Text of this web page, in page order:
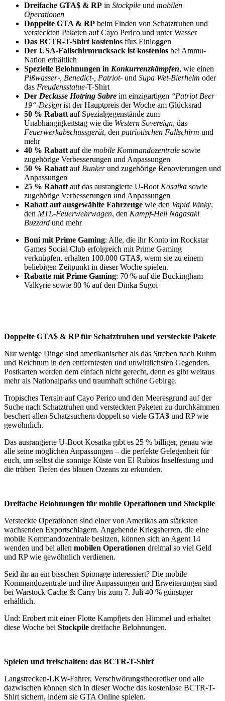
Dreifache GTA$ & RP in Stockpile und mobilen
Operationen
Doppelte GTA & RP beim Finden von Schatztruhen und
versteckten Paketen auf Cayo Perico und unter Wasser
Das BCTR-T-Shirt kostenlos fürs Einloggen
Der USA-Fallschirmrucksack ist kostenlos bei Ammu-
Nation erhältlich
Spezielle Belohnungen in Konkurrenzkämpfen, wie einen
Pißwasser-, Benedict-, Patriot- und Supa Wet-Bierhelm oder
das Freudensstatue-T-Shirt
Der Declasse Hotring Sabre im einzigartigen ‘‘Patriot Beer
19‘‘-Design ist der Hauptpreis der Woche am Glücksrad
50 % Rabatt auf Spezialgegenstände zum
Unabhängigkeitstag wie die Western Sovereign, das
Feuerwerkabschussgerät, den patriotischen Fallschirm und
mehr
40 % Rabatt auf die mobile Kommandozentrale sowie
zugehörige Verbesserungen und Anpassungen
50 % Rabatt auf Bunkerund zugehörige Renovierungen und
Anpassungen
25 % Rabatt auf das ausrangierte U-Boot Kosatka sowie
zugehörige Verbesserungen und Anpassungen
Rabatt auf ausgewählte Fahrzeuge wie den Vapid Winky,
den MTL-Feuerwehrwagen, den Kampf-Heli Nagasaki
Buzzard und mehr
Boni mit Prime Gaming: Alle, die ihr Konto im Rockstar
Games Social Club erfolgreich mit Prime Gaming
verknüpfen, erhalten 100.000 GTA$, wenn sie zu einem
beliebigen Zeitpunkt in dieser Woche spielen.
Rabatte mit Prime Gaming: 70 % auf die Buckingham
Valkyrie sowie 80 % auf den Dinka Sugoi
Doppelte GTA$ & RP für Schatztruhen und versteckte Pakete
Nur wenige Dinge sind amerikanischer als das Streben nach Ruhm
und Reichtum in den entferntesten und unwirtlichsten Gegenden.
Postkarten werden dem einfach nicht gerecht, denn es gibt weitaus
mehr als Nationalparks und traumhaft schöne Gebirge.
Tropisches Terrain auf Cayo Perico und den Meeresgrund auf der
Suche nach Schatztruhen und versteckten Paketen zu durchkämmen
beschert allen Schatzsuchern doppelt so viele GTA$ und RP wie
gewöhnlich.
Das ausrangierte U-Boot Kosatka gibt es 25 % billiger, genau wie
alle seine möglichen Anpassungen – die perfekte Gelegenheit für
euch, um selbst die sonnige Küste von El Rubios Inselfestung und
die trüben Tiefen des blauen Ozeans zu erkunden.
Dreifache Belohnungen für mobile Operationen und Stockpile
Versteckte Operationen sind einer von Amerikas am stärksten
wachsenden Exportschlagern. Angehende Kriegsherren, die eine
mobile Kommandozentrale besitzen, können sich an Agent 14
wenden und bei allen mobilen Operationen dreimal so viel Geld
und RP wie gewöhnlich verdienen.
Seid ihr an ein bisschen Spionage interessiert? Die mobile
Kommandozentrale und ihre Anpassungen und Erweiterungen sind
bei Warstock Cache & Carry bis zum 7. Juli 40 % günstiger
erhältlich.
Und: Erobert mit einer Flotte Kampfjets den Himmel und erhaltet
diese Woche bei Stockpile dreifache Belohnungen.
Spielen und freischalten: das BCTR-T-Shirt
Langstrecken-LKW-Fahrer, Verschwörungstheoretiker und alle
dazwischen können sich in dieser Woche das kostenlose BCTR-T-
Shirt sichern, indem sie GTA Online spielen.